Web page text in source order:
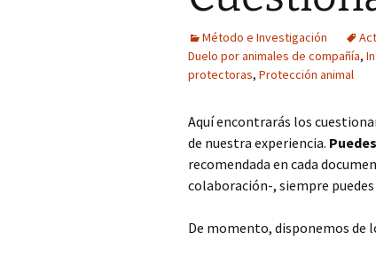
U. São
Método e Investigación
Duelo por animales de compañía,
protectoras, Protección animal
Aquí encontrarás los
de nuestra experiencia.
recomendada en cada
colaboración-, siempre puedes
De momento, disponemos de